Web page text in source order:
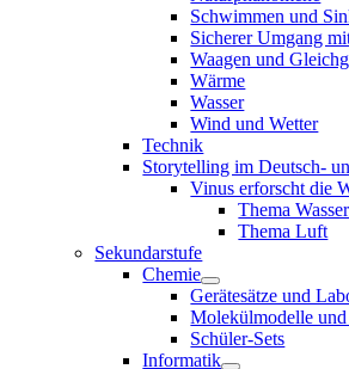
Schwimmen und
Sicherer Umgang
Waagen und
Wärme
Wasser
Wind und Wetter
Technik
Storytelling im Deutsch-
Vinus erforscht die
Thema Wasser
Thema Luft
Sekundarstufe
Chemie
Gerätesätze und
Molekülmodelle und
Schüler-Sets
Informatik